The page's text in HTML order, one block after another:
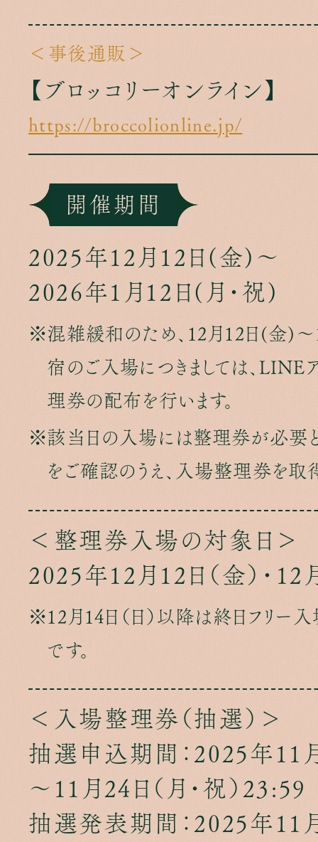
＜事後通販＞
【ブロッコリーオンライン】
https://broccolionline.jp/
開催期間
2025年12月12日(金)～
2026年1月12日(月・祝)
混雑緩和のため、12月12日(金)～
宿のご入場につきましては、LINE
理券の配布を行います。
該当日の入場には整理券が必要と
をご確認のうえ、入場整理券を取
＜整理券入場の対象日＞
2025年12月12日（金）・12
12月14日（日）以降は終日フリー
です。
＜入場整理券（抽選）＞
抽選申込期間：2025年11
～11月24日（月・祝）23:59
抽選発表期間：2025年11